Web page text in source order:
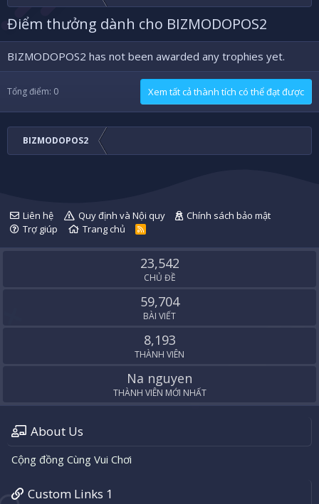
Điểm thưởng dành cho BIZMODOPOS2
BIZMODOPOS2 has not been awarded any trophies yet.
Tổng điểm: 0 Xem tất cả thành tích có thể đạt được
BIZMODOPOS2
Liên hệ Quy định và Nội quy
Chính sách bảo mật
Trợ giúp
Trang chủ
R
S
23,542
CHỦ ĐỀ
59,704
BÀI VIẾT
8,193
THÀNH VIÊN
Na nguyen
THÀNH VIÊN MỚI NHẤT
About Us
Cộng đồng Cùng Vui Chơi
Custom Links 1